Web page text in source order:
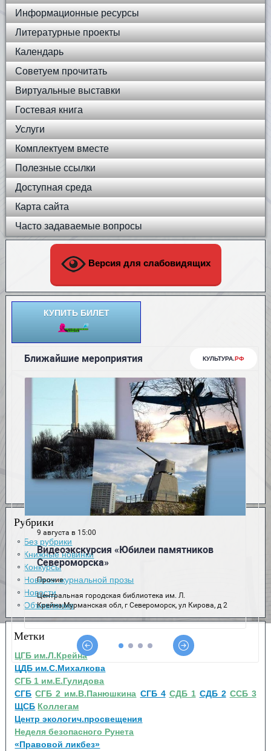
Информационные ресурсы
Литературные проекты
Календарь
Советуем прочитать
Виртуальные выставки
Гостевая книга
Услуги
Комплектуем вместе
Полезные ссылки
Доступная среда
Карта сайта
Часто задаваемые вопросы
Версия для слабовидящих
КУПИТЬ БИЛЕТ
Рубрики
Без рубрики
Книжные новинки
Конкурсы
Новинки журнальной прозы
Новости
Объявления
Метки
ЦГБ им.Л.Крейна
ЦДБ им.С.Михалкова
СГБ 1 им.Е.Гулидова
СГБ СГБ 2 им.В.Панюшкина СГБ 4 СДБ 1 СДБ 2 ССБ 3
ЩСБ Коллегам
Центр экологич.просвещения
Неделя безопасного Рунета
«Правовой ликбез»